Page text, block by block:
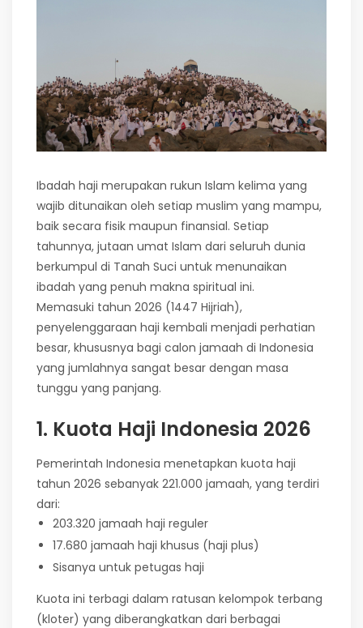
Ibadah haji merupakan rukun Islam kelima yang
wajib ditunaikan oleh setiap muslim yang mampu,
baik secara fisik maupun finansial. Setiap
tahunnya, jutaan umat Islam dari seluruh dunia
berkumpul di Tanah Suci untuk menunaikan
ibadah yang penuh makna spiritual ini.
Memasuki tahun 2026 (1447 Hijriah),
penyelenggaraan haji kembali menjadi perhatian
besar, khususnya bagi calon jamaah di Indonesia
yang jumlahnya sangat besar dengan masa
tunggu yang panjang.
1. Kuota Haji Indonesia 2026
Pemerintah Indonesia menetapkan kuota haji
tahun 2026 sebanyak 221.000 jamaah, yang terdiri
dari:
203.320 jamaah haji reguler
17.680 jamaah haji khusus (haji plus)
Sisanya untuk petugas haji
Kuota ini terbagi dalam ratusan kelompok terbang
(kloter) yang diberangkatkan dari berbagai